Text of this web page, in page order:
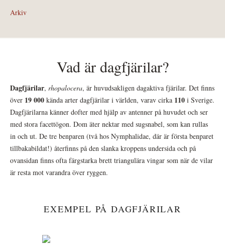
Arkiv
Vad är dagfjärilar?
Dagfjärilar, rhopalocera, är huvudsakligen dagaktiva fjärilar. Det finns
över 19 000 kända arter dagfjärilar i världen, varav cirka 110 i Sverige.
Dagfjärilarna känner dofter med hjälp av antenner på huvudet och ser
med stora facettögon. Dom äter nektar med sugsnabel, som kan rullas
in och ut. De tre benparen (två hos Nymphalidae, där är första benparet
tillbakabildat!) återfinns på den slanka kroppens undersida och på
ovansidan finns ofta färgstarka brett triangulära vingar som när de vilar
är resta mot varandra över ryggen.
EXEMPEL PÅ DAGFJÄRILAR